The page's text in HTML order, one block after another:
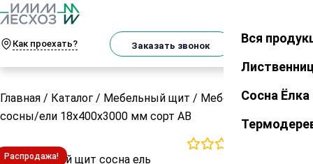
Как проехать? Заказать звонок Закрыть
Вся
Сосна Ёлка
Главная / Каталог / Мебельный щит / Мебельный щит из
сосны/ели 18х400х3000 мм сорт АВ
Распродажа!